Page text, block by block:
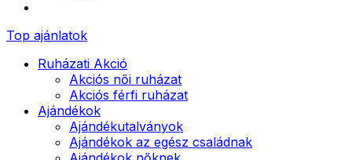
Top ajánlatok
Ruházati Akció
Akciós női ruházat
Akciós férfi ruházat
Ajándékok
Ajándékutalványok
Ajándékok az egész családnak